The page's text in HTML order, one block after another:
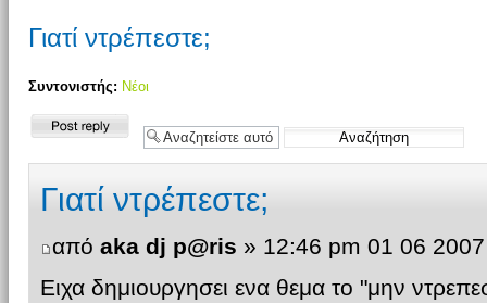
Γιατί ντρέπεστε;
Συντονιστής: Νέοι
Δημιουργία
Γιατί ντρέπεστε;
από aka dj p@ris » 12:46 pm 01 06 2007
Ειχα δημιουργησει ενα θεμα το "μην